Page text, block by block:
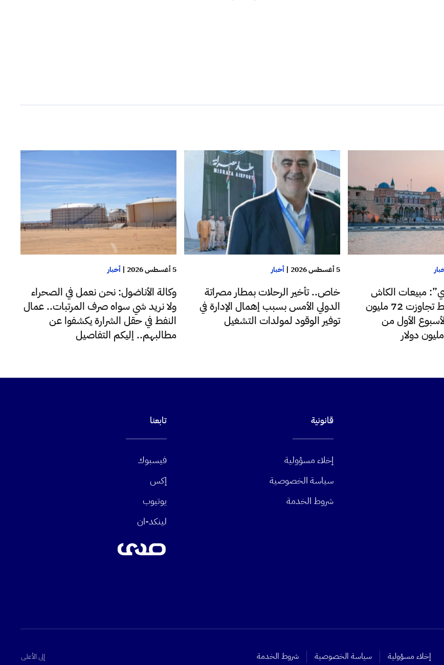
مبيعات الكاش
للدولار اليوم فقط تجاوزت 72 مليون
الأول من
5 أغسطس 2026 |أخبار
خاص.. تأخير الرحلات بمطار مصراتة
الدولي الأمس بسبب إهمال الإدارة في
توفير الوقود لمولدات التشغيل
5 أغسطس 2026 |أخبار
وكالة الأناضول: نحن نعمل في الصحراء
ولا نريد شي سواه صرف المرتبات.. عمال
النفط في حقل الشرارة يكشفوا عن
مطالبهم.. إليكم التفاصيل
قانونية
إخلاء مسؤولية
سياسة الخصوصية
شروط الخدمة
تابعنا
فيسبوك
إكس
يوتيوب
لينكد-ان
إخلاء مسؤولية سياسة الخصوصية شروط الخدمة إلى الأعلى